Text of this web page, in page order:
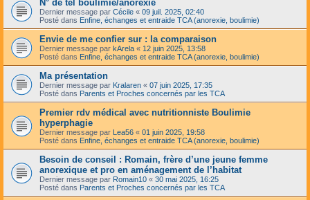
N° de tel boulimie/anorexie
Dernier message par Cécile « 09 juil. 2025, 02:40
Posté dans Enfine, échanges et entraide TCA (anorexie, boulimie)
Envie de me confier sur : la comparaison
Dernier message par kArela « 12 juin 2025, 13:58
Posté dans Enfine, échanges et entraide TCA (anorexie, boulimie)
Ma présentation
Dernier message par Kralaren « 07 juin 2025, 17:35
Posté dans Parents et Proches concernés par les TCA
Premier rdv médical avec nutritionniste Boulimie
hyperphagie
Dernier message par Lea56 « 01 juin 2025, 19:58
Posté dans Enfine, échanges et entraide TCA (anorexie, boulimie)
Besoin de conseil : Romain, frère d’une jeune femme
anorexique et pro en aménagement de l’habitat
Dernier message par Romain10 « 30 mai 2025, 16:25
Posté dans Parents et Proches concernés par les TCA